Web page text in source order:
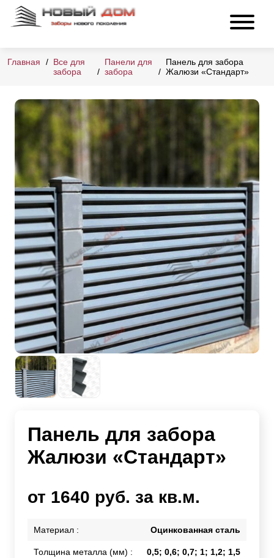
Главная
Все для
забора
Панели для
забора
Панель для забора
Жалюзи «Стандарт»
Панель для забора
Жалюзи «Стандарт»
от 1640 руб. за кв.м.
Материал : Оцинкованная сталь
Толщина металла (мм) : 0,5; 0,6; 0,7; 1; 1,2; 1,5